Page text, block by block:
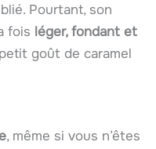
Pourtant, son
fois léger, fondant et
goût de caramel
, même si vous n’êtes